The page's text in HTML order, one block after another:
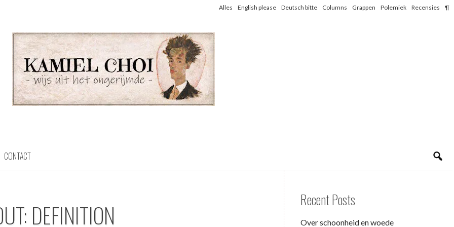
Alles English please Deutsch bitte Columns Grappen Polemiek Recensies ¶
CONTACT
DEFINITION Recent Posts
Over schoonheid en woede